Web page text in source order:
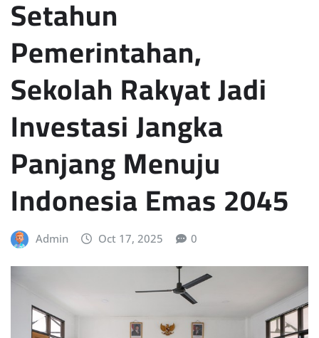
Setahun
Pemerintahan,
Sekolah Rakyat Jadi
Investasi Jangka
Panjang Menuju
Indonesia Emas 2045
Admin Oct 17, 2025 0